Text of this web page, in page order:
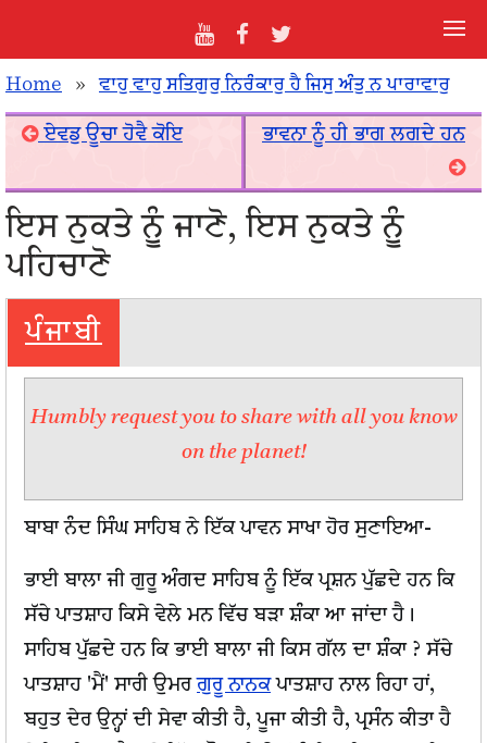
Home »ਵਾਹੁ ਵਾਹੁ ਸਤਿਗੁਰੁ ਨਿਰੰਕਾਰੁ ਹੈ ਜਿਸੁ ਅੰਤੁ ਨ ਪਾਰਾਵਾਰੁ
ਏਵਡੁ ਊਚਾ ਹੋਵੈ ਕੋਇ ਭਾਵਨਾ ਨੂੰ ਹੀ ਭਾਗ ਲਗਦੇ ਹਨ
ਇਸ ਨੁਕਤੇ ਨੂੰ ਜਾਣੋ, ਇਸ ਨੁਕਤੇ ਨੂੰ
ਪਹਿਚਾਣੋ
ਪੰਜਾਬੀ
Humbly request you to share with all you know
on the planet!
ਬਾਬਾ ਨੰਦ ਸਿੰਘ ਸਾਹਿਬ ਨੇ ਇੱਕ ਪਾਵਨ ਸਾਖਾ ਹੋਰ ਸੁਣਾਇਆ-
ਭਾਈ ਬਾਲਾ ਜੀ ਗੁਰੂ ਅੰਗਦ ਸਾਹਿਬ ਨੂੰ ਇੱਕ ਪ੍ਰਸ਼ਨ ਪੁੱਛਦੇ ਹਨ ਕਿ
ਸੱਚੇ ਪਾਤਸ਼ਾਹ ਕਿਸੇ ਵੇਲੇ ਮਨ ਵਿੱਚ ਬੜਾ ਸ਼ੰਕਾ ਆ ਜਾਂਦਾ ਹੈ।
ਸਾਹਿਬ ਪੁੱਛਦੇ ਹਨ ਕਿ ਭਾਈ ਬਾਲਾ ਜੀ ਕਿਸ ਗੱਲ ਦਾ ਸ਼ੰਕਾ ? ਸੱਚੇ
ਪਾਤਸ਼ਾਹ 'ਮੈਂ' ਸਾਰੀ ਉਮਰਗੁਰੂ ਨਾਨਕਪਾਤਸ਼ਾਹ ਨਾਲ ਰਿਹਾ ਹਾਂ,
ਬਹੁਤ ਦੇਰ ਉਨ੍ਹਾਂ ਦੀ ਸੇਵਾ ਕੀਤੀ ਹੈ, ਪੂਜਾ ਕੀਤੀ ਹੈ, ਪ੍ਰਸੰਨ ਕੀਤਾ ਹੈ